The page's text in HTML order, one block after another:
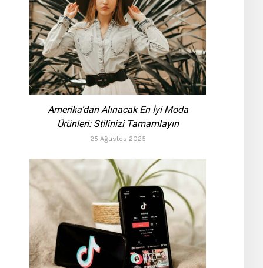
Amerika’dan Alınacak En İyi Moda
Ürünleri: Stilinizi Tamamlayın
25 Ağustos 2025